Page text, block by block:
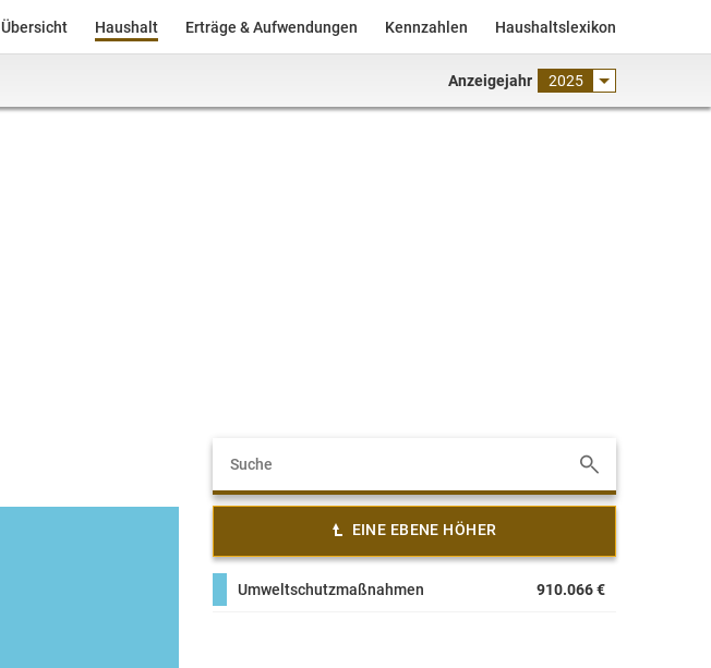
Übersicht Haushalt Erträge & Aufwendungen Kennzahlen Haushaltslexikon
Anzeigejahr 2025
EINE EBENE HÖHER
Umweltschutzmaßnahmen 910.066 €